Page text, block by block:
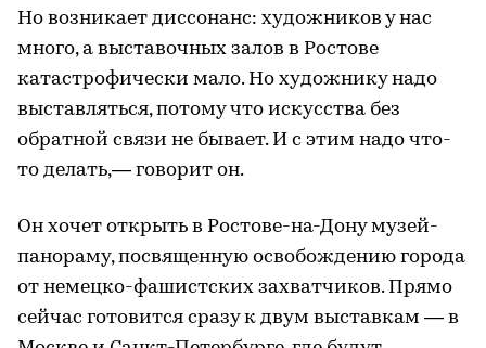
Но возникает диссонанс: художников у нас
много, а выставочных залов в Ростове
катастрофически мало. Но художнику надо
выставляться, потому что искусства без
обратной связи не бывает. И с этим надо что-
то делать,— говорит он.
Он хочет открыть в Ростове-на-Дону музей-
панораму, посвященную освобождению города
от немецко-фашистских захватчиков. Прямо
сейчас готовится сразу к двум выставкам — в